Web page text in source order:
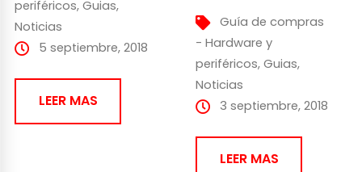
mesa RGB Fenrir, una
mesa profesional y
diseñada
específicamente para
gamers. ¡Os
enseñamos a
periféricos,Guias,
Noticias
5 septiembre, 2018
LEER MAS
gaming con motivos de
la Scuderia Ferrari.
Estarán disponibles
oficialmente en la
Ferrari Store City Race
2018 en Milán.
Thrustmaster
Guía de compras
- Hardware y
periféricos,Guias,
Noticias
3 septiembre, 2018
LEER MAS